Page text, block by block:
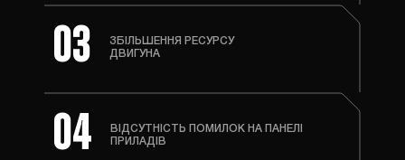
03
ЗБІЛЬШЕННЯ РЕСУРСУ
ДВИГУНА
04 ВІДСУТНІСТЬ ПОМИЛОК НА ПАНЕЛІ
ПРИЛАДІВ